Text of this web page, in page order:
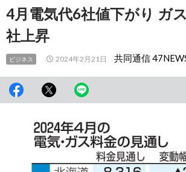
動4月電気代6社値下がり ガ
社上昇
ビジネス 2024年2月21日 共同通信